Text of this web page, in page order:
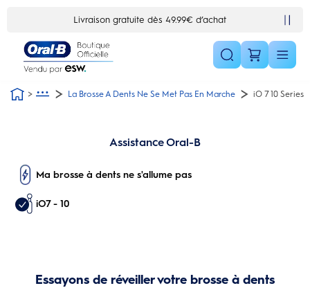
Livraison gratuite dès 49.99€ d’achat
La Brosse A Dents Ne Se Met Pas En Marche iO 7 10 Series
Assistance Oral-B
Ma brosse à dents ne s'allume pas
iO7 - 10
Essayons de réveiller votre brosse à dents